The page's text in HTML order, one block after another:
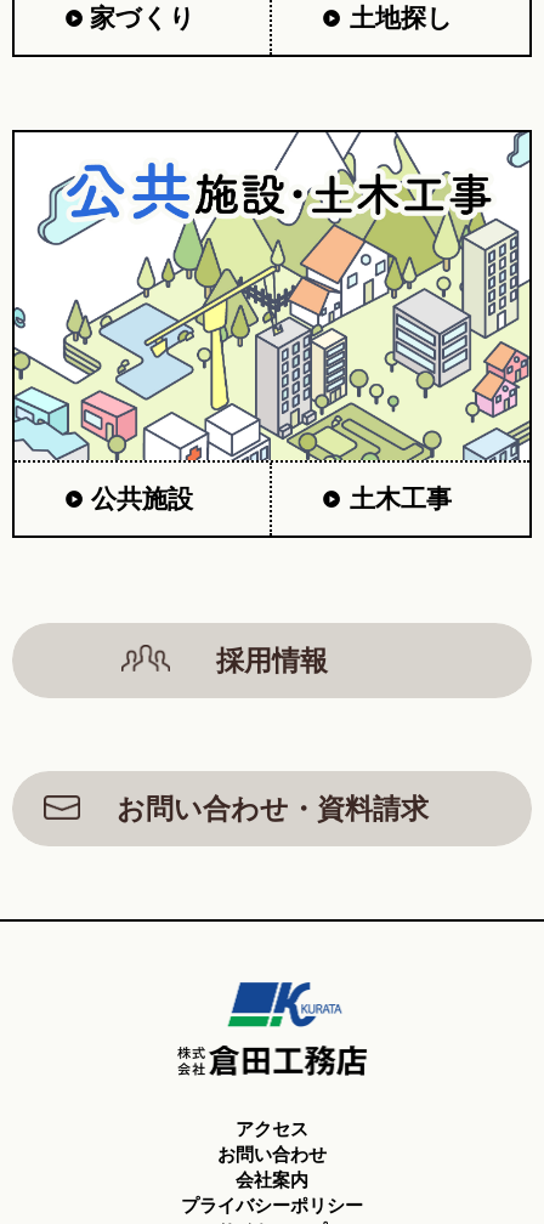
家づくり 土地探し
公共施設 土木工事
採用情報
お問い合わせ・資料請求
アクセス
お問い合わせ
会社案内
プライバシーポリシー